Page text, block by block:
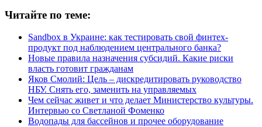
Читайте по теме:
Sandbox в Украине: как тестировать свой финтех-
продукт под наблюдением центрального банка?
Новые правила назначения субсидий. Какие риски
власть готовит гражданам
Яков Смолий: Цель – дискредитировать руководство
НБУ. Снять его, заменить на управляемых
Чем сейчас живет и что делает Министерство культуры.
Интервью со Светланой Фоменко
Водопады для бассейнов и прочее оборудование